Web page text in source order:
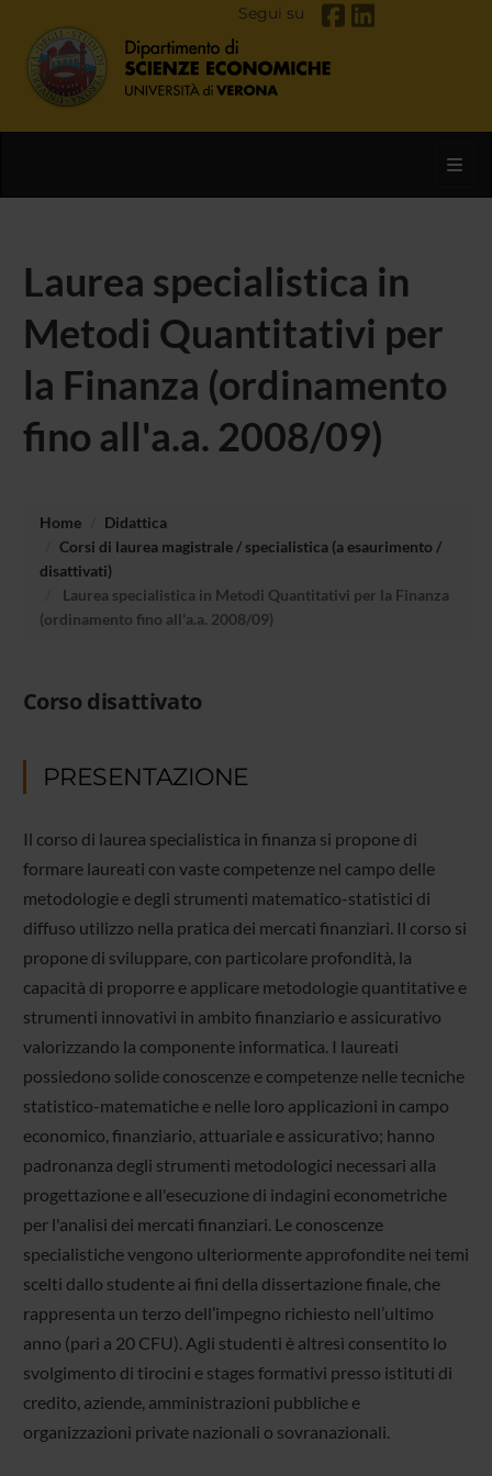
Segui su
Laurea specialistica in
Metodi Quantitativi per
la Finanza (ordinamento
fino all'a.a. 2008/09)
Home
Didattica
Corsi di laurea magistrale / specialistica (a esaurimento /
disattivati)
Laurea specialistica in Metodi Quantitativi per la Finanza
(ordinamento fino all'a.a. 2008/09)
Corso disattivato
PRESENTAZIONE
Il corso di laurea specialistica in finanza si propone di
formare laureati con vaste competenze nel campo delle
metodologie e degli strumenti matematico-statistici di
diffuso utilizzo nella pratica dei mercati finanziari. Il corso si
propone di sviluppare, con particolare profondità, la
capacità di proporre e applicare metodologie quantitative e
strumenti innovativi in ambito finanziario e assicurativo
valorizzando la componente informatica. I laureati
possiedono solide conoscenze e competenze nelle tecniche
statistico-matematiche e nelle loro applicazioni in campo
economico, finanziario, attuariale e assicurativo; hanno
padronanza degli strumenti metodologici necessari alla
progettazione e all'esecuzione di indagini econometriche
per l'analisi dei mercati finanziari. Le conoscenze
specialistiche vengono ulteriormente approfondite nei temi
scelti dallo studente ai fini della dissertazione finale, che
rappresenta un terzo dell’impegno richiesto nell’ultimo
anno (pari a 20 CFU). Agli studenti è altresì consentito lo
svolgimento di tirocini e stages formativi presso istituti di
credito, aziende, amministrazioni pubbliche e
organizzazioni private nazionali o sovranazionali.